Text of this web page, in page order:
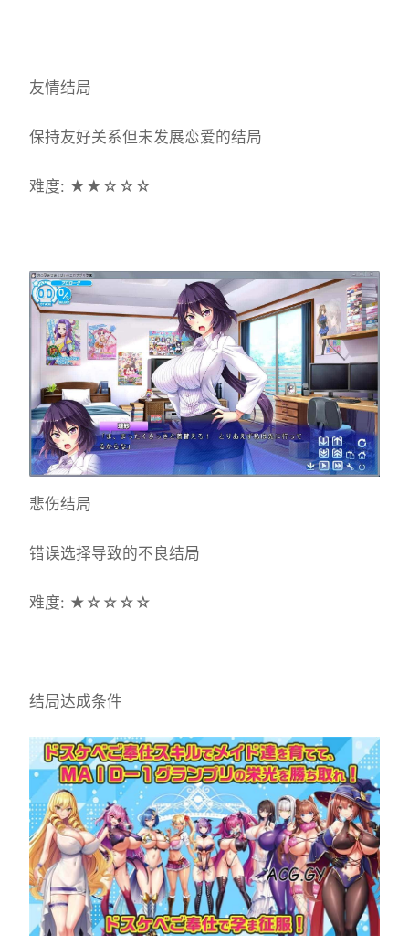
友情结局
保持友好关系但未发展恋爱的结局
难度: ★★☆☆☆
悲伤结局
错误选择导致的不良结局
难度: ★☆☆☆☆
结局达成条件